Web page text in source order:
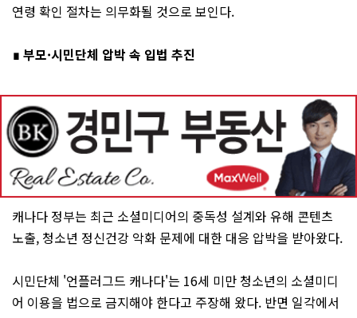
연령 확인 절차는 의무화될 것으로 보인다.
∎ 부모·시민단체 압박 속 입법 추진
캐나다 정부는 최근 소셜미디어의 중독성 설계와 유해 콘텐츠
노출, 청소년 정신건강 악화 문제에 대한 대응 압박을 받아왔다.
시민단체 '언플러그드 캐나다'는 16세 미만 청소년의 소셜미디
어 이용을 법으로 금지해야 한다고 주장해 왔다. 반면 일각에서